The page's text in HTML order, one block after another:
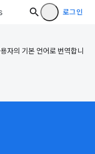
로그인
자의 기본 언어로 번역합니